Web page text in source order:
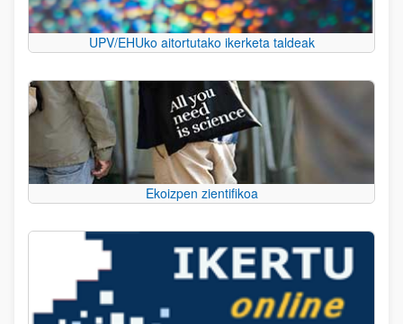
UPV/EHUko aitortutako ikerketa taldeak
Ekoizpen zientifikoa